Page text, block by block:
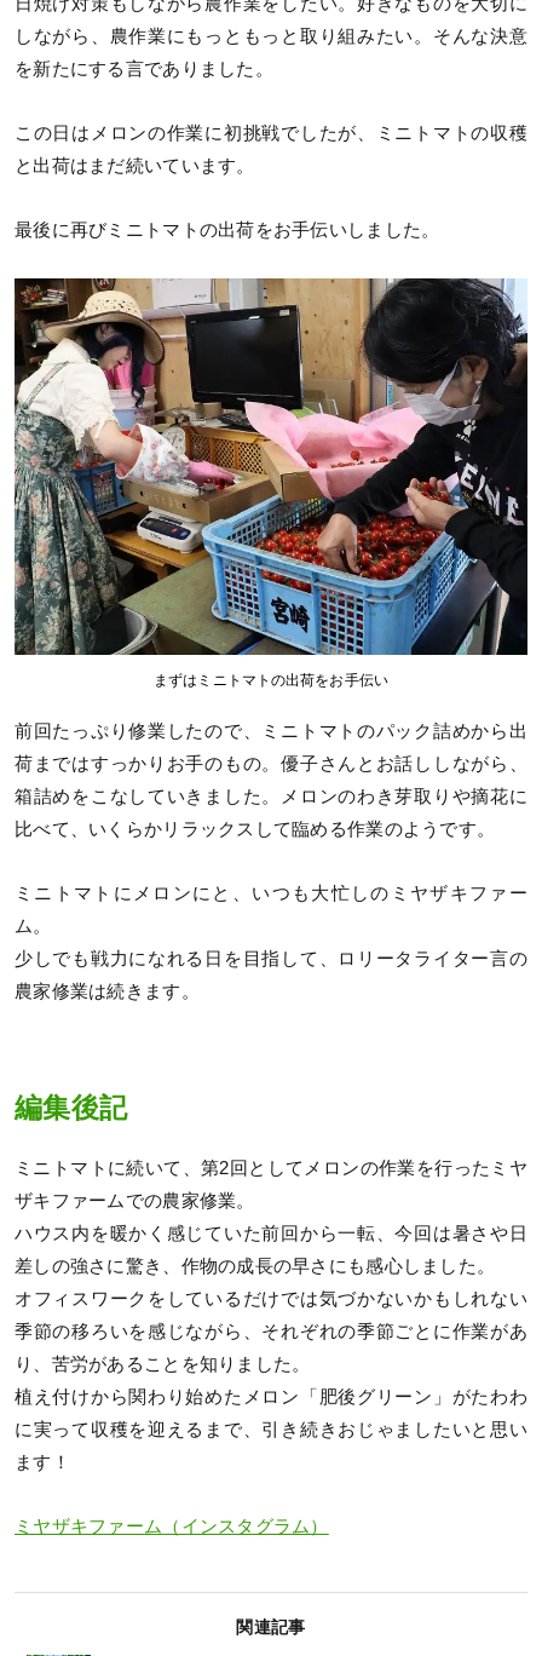
しながら、農作業にもっともっと取り組みたい。そんな決意
を新たにする言でありました。
この日はメロンの作業に初挑戦でしたが、ミニトマトの収穫
と出荷はまだ続いています。
最後に再びミニトマトの出荷をお手伝いしました。
まずはミニトマトの出荷をお手伝い
前回たっぷり修業したので、ミニトマトのパック詰めから出
荷まではすっかりお手のもの。優子さんとお話ししながら、
箱詰めをこなしていきました。メロンのわき芽取りや摘花に
比べて、いくらかリラックスして臨める作業のようです。
ミニトマトにメロンにと、いつも大忙しのミヤザキファー
ム。
少しでも戦力になれる日を目指して、ロリータライター言の
農家修業は続きます。
編集後記
ミニトマトに続いて、第2回としてメロンの作業を行ったミヤ
ザキファームでの農家修業。
ハウス内を暖かく感じていた前回から一転、今回は暑さや日
差しの強さに驚き、作物の成長の早さにも感心しました。
オフィスワークをしているだけでは気づかないかもしれない
季節の移ろいを感じながら、それぞれの季節ごとに作業があ
り、苦労があることを知りました。
植え付けから関わり始めたメロン「肥後グリーン」がたわわ
に実って収穫を迎えるまで、引き続きおじゃましたいと思い
ます！
ミヤザキファーム（インスタグラム）
関連記事